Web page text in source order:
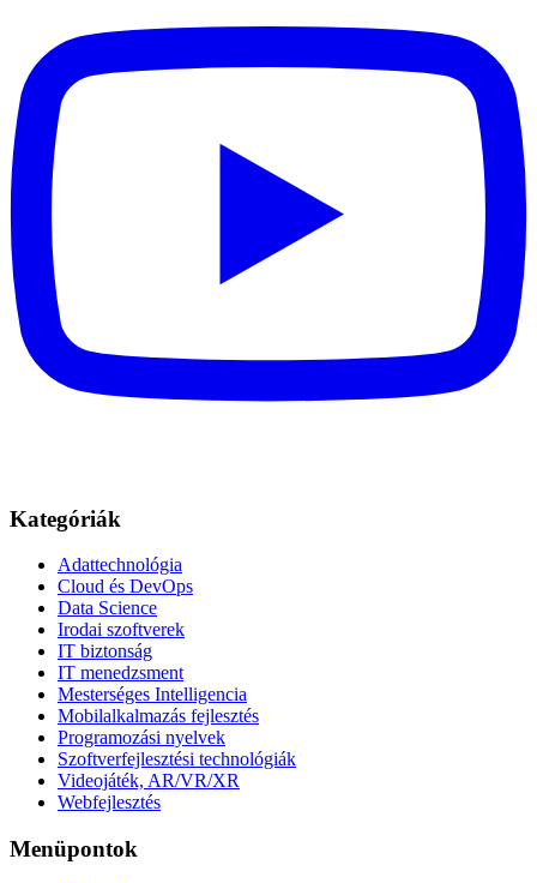
Kategóriák
Adattechnológia
Cloud és DevOps
Data Science
Irodai szoftverek
IT biztonság
IT menedzsment
Mesterséges Intelligencia
Mobilalkalmazás fejlesztés
Programozási nyelvek
Szoftverfejlesztési technológiák
Videojáték, AR/VR/XR
Webfejlesztés
Menüpontok